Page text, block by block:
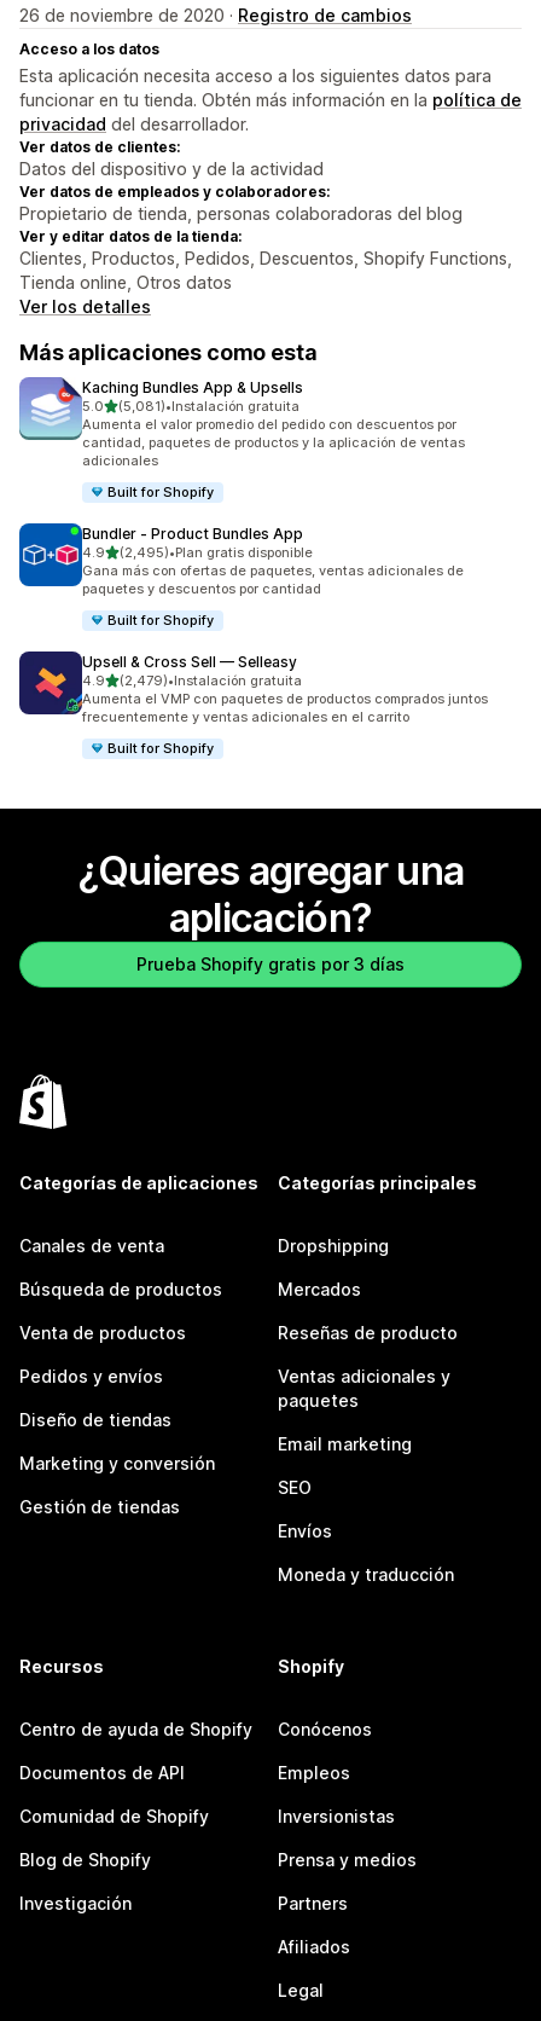
26 de noviembre de 2020 · Registro de cambios
Acceso a los datos
Esta aplicación necesita acceso a los siguientes datos para
funcionar en tu tienda. Obtén más información en la política de
privacidad del desarrollador.
Ver datos de clientes:
Datos del dispositivo y de la actividad
Ver datos de empleados y colaboradores:
Propietario de tienda, personas colaboradoras del blog
Ver y editar datos de la tienda:
Clientes, Productos, Pedidos, Descuentos, Shopify Functions,
Tienda online, Otros datos
Ver los detalles
Más aplicaciones como esta
Kaching Bundles App & Upsells
5.0de 5 estrellas
(5,081)
5081 reseñas en total
•Instalación gratuita
Aumenta el valor promedio del pedido con descuentos por
cantidad, paquetes de productos y la aplicación de ventas
adicionales
Built for Shopify
Bundler ‑ Product Bundles App
4.9de 5 estrellas
(2,495)
2495 reseñas en total
•Plan gratis disponible
Gana más con ofertas de paquetes, ventas adicionales de
paquetes y descuentos por cantidad
Built for Shopify
Upsell & Cross Sell — Selleasy
4.9de 5 estrellas
(2,479)
2479 reseñas en total
•Instalación gratuita
Aumenta el VMP con paquetes de productos comprados juntos
frecuentemente y ventas adicionales en el carrito
Built for Shopify
¿Quieres agregar una
aplicación?
Prueba Shopify gratis por 3 días
Categorías de aplicaciones
Canales de venta
Búsqueda de productos
Venta de productos
Pedidos y envíos
Diseño de tiendas
Marketing y conversión
Gestión de tiendas
Categorías principales
Dropshipping
Mercados
Reseñas de producto
Ventas adicionales y
paquetes
Email marketing
SEO
Envíos
Moneda y traducción
Recursos
Centro de ayuda de Shopify
Documentos de API
Comunidad de Shopify
Blog de Shopify
Investigación
Shopify
Conócenos
Empleos
Inversionistas
Prensa y medios
Partners
Afiliados
Legal